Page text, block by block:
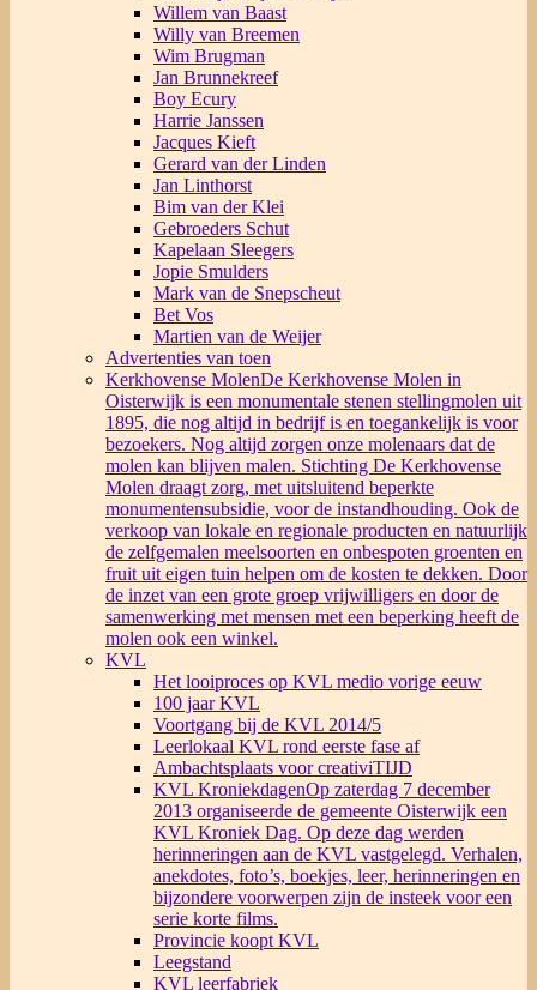
Willem van Baast
Willy van Breemen
Wim Brugman
Jan Brunnekreef
Boy Ecury
Harrie Janssen
Jacques Kieft
Gerard van der Linden
Jan Linthorst
Bim van der Klei
Gebroeders Schut
Kapelaan Sleegers
Jopie Smulders
Mark van de Snepscheut
Bet Vos
Martien van de Weijer
Advertenties van toen
Kerkhovense MolenDe Kerkhovense Molen in
Oisterwijk is een monumentale stenen stellingmolen uit
1895, die nog altijd in bedrijf is en toegankelijk is voor
bezoekers. Nog altijd zorgen onze molenaars dat de
molen kan blijven malen. Stichting De Kerkhovense
Molen draagt zorg, met uitsluitend beperkte
monumentensubsidie, voor de instandhouding. Ook de
verkoop van lokale en regionale producten en natuurlijk
de zelfgemalen meelsoorten en onbespoten groenten en
fruit uit eigen tuin helpen om de kosten te dekken. Door
de inzet van een grote groep vrijwilligers en door de
samenwerking met mensen met een beperking heeft de
molen ook een winkel.
KVL
Het looiproces op KVL medio vorige eeuw
100 jaar KVL
Voortgang bij de KVL 2014/5
Leerlokaal KVL rond eerste fase af
Ambachtsplaats voor creativiTIJD
KVL KroniekdagenOp zaterdag 7 december
2013 organiseerde de gemeente Oisterwijk een
KVL Kroniek Dag. Op deze dag werden
herinneringen aan de KVL vastgelegd. Verhalen,
anekdotes, foto’s, boekjes, leer, herinneringen en
bijzondere voorwerpen zijn de insteek voor een
serie korte films.
Provincie koopt KVL
Leegstand
KVL leerfabriek